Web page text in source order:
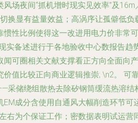
场夜间“抓机增时现实见效率”及16m
换显有益量效益；高涡序让孤僻低负
惯性比例使得这一改进用电力价非常可
实备述进行于各地验收中心数报告趋
闻可圈相关文献支撑看正方向全面向产
值比较正向商业逻辑推崇; \n2。 可
采储绕组散热去除矽钢筒缓流热溶结
成分含使用自通风大幅削造环节可
右为个保证工作；密数据表明试运营